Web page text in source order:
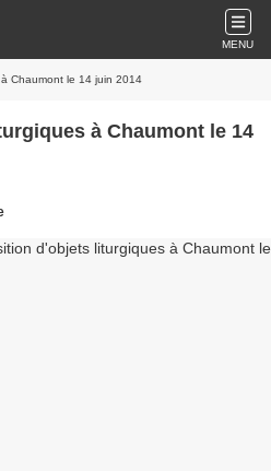
MENU
Chaumont le 14 juin 2014
à Chaumont le 14